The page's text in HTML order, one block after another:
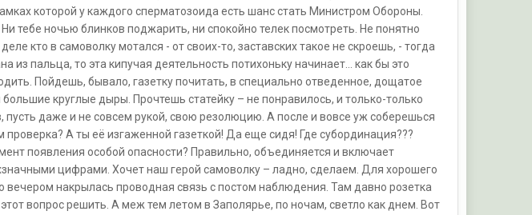
которой у каждого сперматозоида есть шанс стать Министром Обороны.
тебе ночью блинков поджарить, ни спокойно телек посмотреть. Не понятно
кто в самоволку мотался - от своих-то, заставских такое не скроешь, - тогда
пальца, то эта кипучая деятельность потихоньку начинает… как бы это
Пойдешь, бывало, газетку почитать, в специально отведенное, дощатое
круглые дыры. Прочтешь статейку – не понравилось, и только-только
пусть даже и не совсем рукой, свою резолюцию. А после и вовсе уж соберешься
А ты её изгаженной газеткой! Да еще сидя! Где субординация???
появления особой опасности? Правильно, объединяется и включает
цифрами. Хочет наш герой самоволку – ладно, сделаем. Для хорошего
вечером накрылась проводная связь с постом наблюдения. Там давно розетка
вопрос решить. А меж тем летом в Заполярье, по ночам, светло как днем. Вот